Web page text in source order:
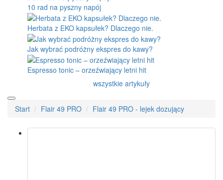
10 rad na pyszny napój
Herbata z EKO kapsułek? Dlaczego nie.
Jak wybrać podróżny ekspres do kawy?
Espresso tonic – orzeźwiający letni hit
wszystkie artykuły
Start Flair 49 PRO Flair 49 PRO - lejek dozujący